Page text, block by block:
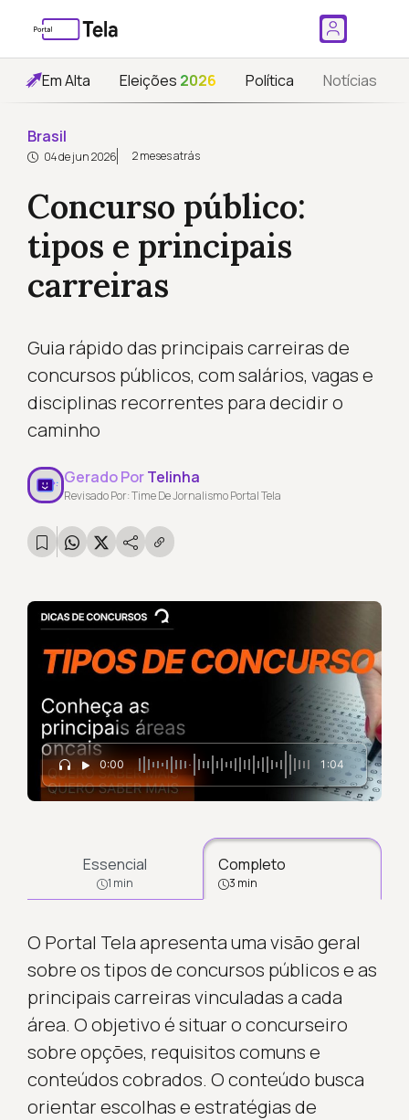
Em Alta Eleições 2026 Política Notícias
Brasil
04 de jun 2026 2 meses atrás
Concurso público:
tipos e principais
carreiras
Guia rápido das principais carreiras de
concursos públicos, com salários, vagas e
disciplinas recorrentes para decidir o
caminho
Gerado PorTelinha
Revisado Por: Time De Jornalismo Portal Tela
0:00 1:04
Essencial
1 min
Completo
3 min
O Portal Tela apresenta uma visão geral
sobre os tipos de concursos públicos e as
principais carreiras vinculadas a cada
área. O objetivo é situar o concurseiro
sobre opções, requisitos comuns e
conteúdos cobrados. O conteúdo busca
orientar escolhas e estratégias de